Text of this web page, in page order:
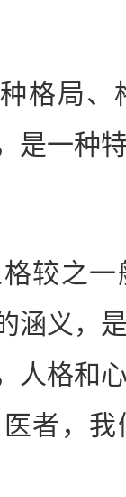
局、
是一种
之一
涵义，
人格和
者，